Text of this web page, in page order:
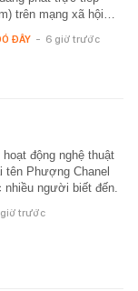
trên mạng xã hội…
ĐÂY - 6 giờ trước
hoạt động nghệ thuật
tên Phượng Chanel
người biết đến.
trước